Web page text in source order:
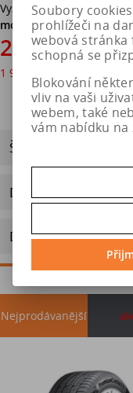
Vyzvednutí v
montáž.
2 403 Kč
1 986 Kč
ŠTÍTEK EU
Dotaz na výrobek
Doporučit výrobek
Nejprodávanější
Soubory
prohlížeči na
webová stránka
schopná se
Blokování
vliv na vaši
webem, také
vám nabídku na